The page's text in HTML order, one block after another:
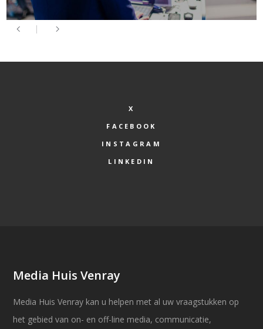
X
FACEBOOK
INSTAGRAM
LINKEDIN
Media Huis Venray
Media Huis Venray kan u helpen met al uw vraagstukken op
het gebied van on- en off-line media, communicatie,